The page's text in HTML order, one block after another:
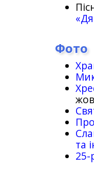
Фото
та
25-